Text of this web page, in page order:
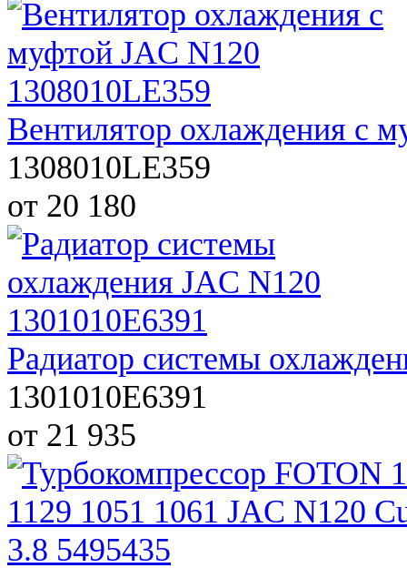
Вентилятор охлаждения с
1308010LE359
от 20 180
Радиатор системы
1301010E6391
от 21 935